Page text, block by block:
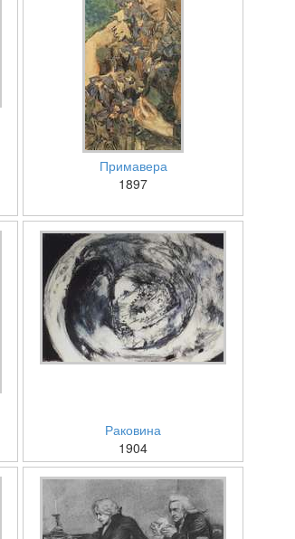
Примавера
1897
Раковина
1904